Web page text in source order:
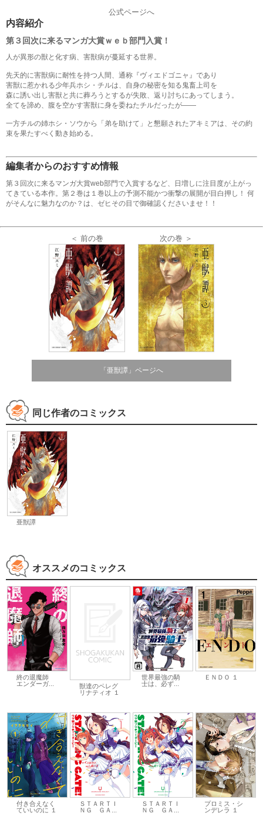
公式ページへ
内容紹介
第３回次に来るマンガ大賞ｗｅｂ部門入賞！
人が異形の獣と化す病、害獣病が蔓延する世界。
先天的に害獣病に耐性を持つ人間、通称『ヴィエドゴニャ』であり
害獣に惹かれる少年兵ホシ・チルは、自身の秘密を知る鬼畜上司を
森に誘い出し害獣と共に葬ろうとするが失敗、返り討ちにあってしまう。
全てを諦め、腹を空かす害獣に身を委ねたチルだったが――
一方チルの姉ホシ・ソウから「弟を助けて」と懇願されたアキミアは、その約
束を果たすべく動き始める。
編集者からのおすすめ情報
第３回次に来るマンガ大賞web部門で入賞するなど、日増しに注目度が上がっ
てきている本作。第２巻は１巻以上の予測不能かつ衝撃の展開が目白押し！ 何
がそんなに魅力なのか？は、ゼヒその目で御確認くださいませ！！
＜ 前の巻 次の巻 ＞
「亜獣譚」ページへ
同じ作者のコミックス
亜獣譚
オススメのコミックス
終の退魔師
エンダーガ...
獣達のペレグ
リナティオ １
世界最強の騎
士は、必ず...
ＥＮＤＯ １
付き合えなく
ていいのに １
ＳＴＡＲＴＩ
ＮＧ ＧＡ...
ＳＴＡＲＴＩ
ＮＧ ＧＡ...
プロミス・シ
ンデレラ １